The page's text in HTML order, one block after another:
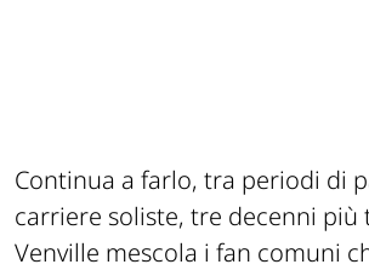
Continua a farlo, tra periodi di
carriere soliste, tre decenni più
Venville mescola i fan comuni